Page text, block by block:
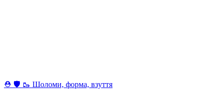
⛑ 🛡 🥾 Шоломи, форма, взуття